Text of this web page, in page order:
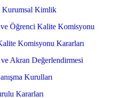
Kurumsal Kimlik
Öğrenci Kalite Komisyonu
Komisyonu Kararları
Akran Değerlendirmesi
Kurulları
Kararları